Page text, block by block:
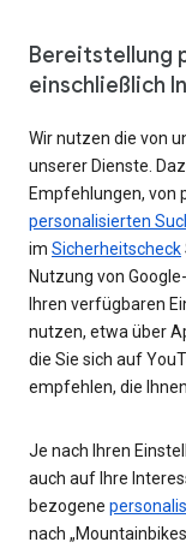
Bereitstellung
einschließlich
Wir nutzen die von
unserer Dienste.
Empfehlungen, von
personalisierten
im Sicherheitscheck
Nutzung von
Ihren verfügbaren
nutzen, etwa über
die Sie sich auf
empfehlen, die
Je nach Ihren
auch auf Ihre
bezogene
nach